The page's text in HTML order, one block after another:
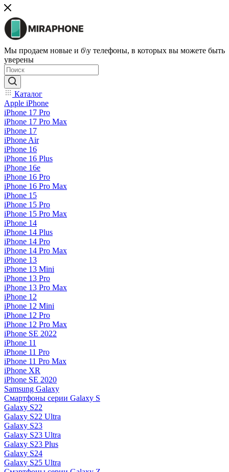
Мы продаем новые и б\у телефоны, в которых вы можете быть
уверены
Каталог
Apple iPhone
iPhone 17 Pro
iPhone 17 Pro Max
iPhone 17
iPhone Air
iPhone 16
iPhone 16 Plus
iPhone 16e
iPhone 16 Pro
iPhone 16 Pro Max
iPhone 15
iPhone 15 Pro
iPhone 15 Pro Max
iPhone 14
iPhone 14 Plus
iPhone 14 Pro
iPhone 14 Pro Max
iPhone 13
iPhone 13 Mini
iPhone 13 Pro
iPhone 13 Pro Max
iPhone 12
iPhone 12 Mini
iPhone 12 Pro
iPhone 12 Pro Max
iPhone SE 2022
iPhone 11
iPhone 11 Pro
iPhone 11 Pro Max
iPhone XR
iPhone SE 2020
Samsung Galaxy
Смартфоны серии Galaxy S
Galaxy S22
Galaxy S22 Ultra
Galaxy S23
Galaxy S23 Ultra
Galaxy S23 Plus
Galaxy S24
Galaxy S25 Ultra